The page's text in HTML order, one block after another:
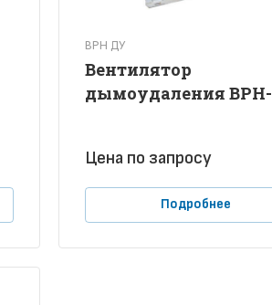
ВРН ДУ
Вентилятор
дымоудаления
Цена по запросу
Подробнее